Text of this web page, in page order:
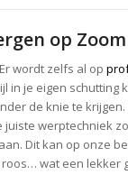
op Zoom
wordt zelfs al op
in je eigen schutting
de knie te
juiste werptechniek
Dit kan op onze
wat een lekker